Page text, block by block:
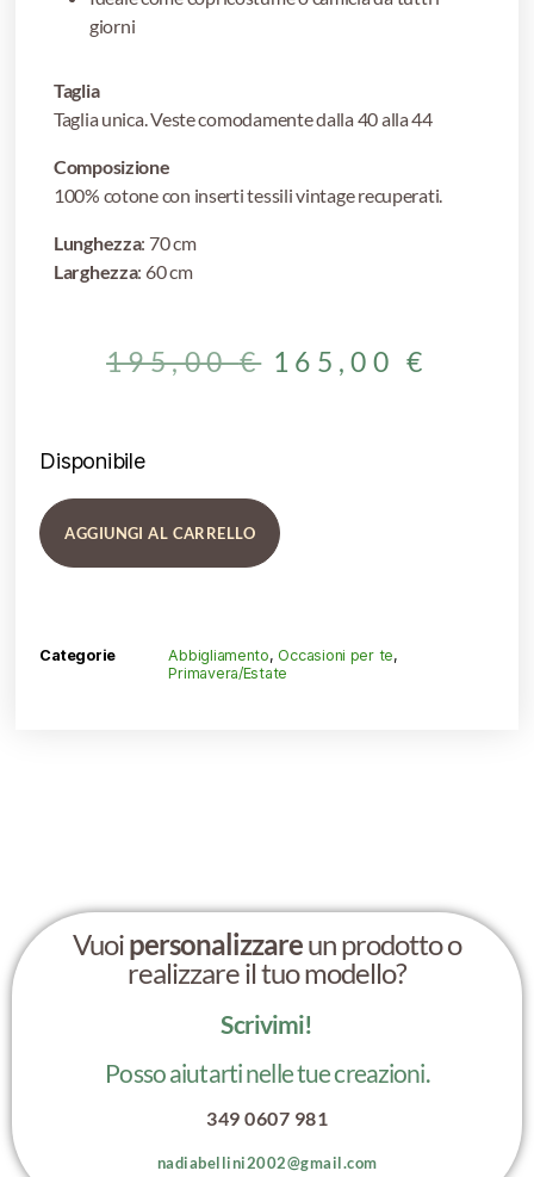
giorni
Taglia
Taglia unica. Veste comodamente dalla 40 alla 44
Composizione
100% cotone con inserti tessili vintage recuperati.
Lunghezza: 70 cm
Larghezza: 60 cm
195,00€ 165,00 €
Disponibile
AGGIUNGI AL CARRELLO
Categorie Abbigliamento,Occasioni per te,
Primavera/Estate
Vuoipersonalizzareun prodotto o
realizzare il tuo modello?
Scrivimi!
Posso aiutarti nelle tue creazioni.
349 0607 981
nadiabellini2002@gmail.com